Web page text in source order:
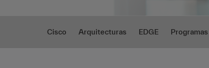
Cisco Arquitecturas EDGE Programas